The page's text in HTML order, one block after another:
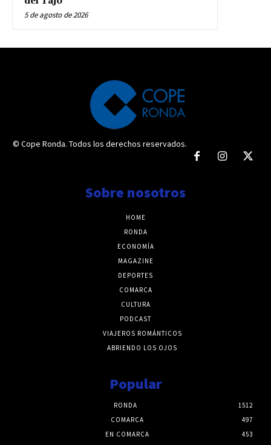
5 de agosto de 2026
© Cope Ronda. Todos los derechos reservados.
Sobre nosotros
HOME
RONDA
ECONOMÍA
MAGAZINE
DEPORTES
COMARCA
CULTURA
PODCAST
VIAJEROS ROMÁNTICOS
ABRIENDO LOS OJOS
Popular
RONDA
1512
COMARCA
497
EN COMARCA
453